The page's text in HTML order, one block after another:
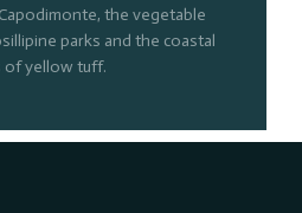
the vegetable
parks and the coastal
of yellow tuff.